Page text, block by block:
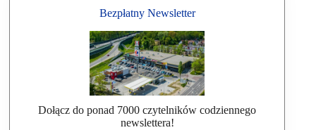
Bezpłatny Newsletter
Dołącz do ponad 7000 czytelników codziennego
newslettera!